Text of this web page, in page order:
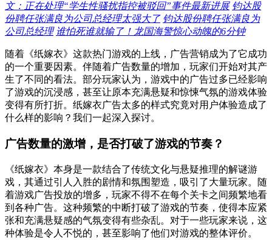
文：正在处理“学生性骚扰指控被驳回”事件最新进展 钧达股
份聘任张满良为公司总经理太强大了 钧达股份聘任张满良为
公司总经理 谁怕死谁就输了！龙国海警惊心动魄的6分钟
随着《纸嫁衣》这款热门游戏的上线，广告营销成为了它成功
的一个重要因素。伴随着广告数量的增加，玩家们开始对其产
生了不同的看法。部分玩家认为，游戏中的广告过多已经影响
了游戏的沉浸感，甚至让原本充满悬疑和惊悚气氛的游戏体验
变得有所打折。纸嫁衣广告太多的样式究竟对用户体验造成了
什么样的影响？我们一起深入探讨。
广告数量的激增，是否打破了游戏的节奏？
《纸嫁衣》本身是一款结合了传统文化与悬疑推理的解谜游
戏，其通过引人入胜的剧情和氛围塑造，吸引了大量玩家。随
着游戏广告投放的增多，玩家不得不在每个关卡之间频繁地看
到各种广告。这种频繁的中断打破了游戏的节奏，使得本应紧
张和充满悬疑感的气氛变得有些杂乱。对于一些玩家来说，这
种体验是令人不悦的，甚至影响了他们对游戏的整体评价。